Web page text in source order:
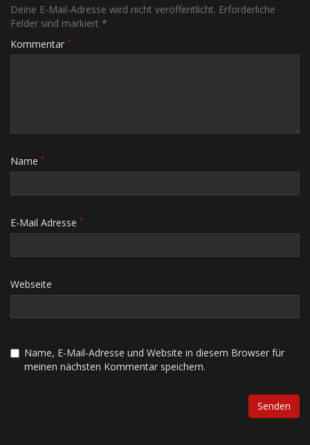
Deine E-Mail-Adresse wird nicht veröffentlicht. Erforderliche
Felder sind markiert *
Kommentar *
Name *
E-Mail Adresse *
Webseite
Name, E-Mail-Adresse und Website in diesem Browser für
meinen nächsten Kommentar speichern.